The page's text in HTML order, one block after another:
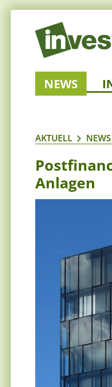
NEWS
AKTUELL NEWS
Anlagen